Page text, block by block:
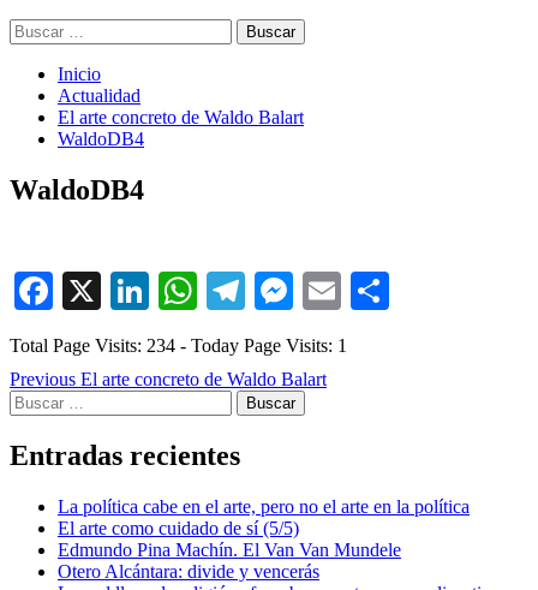
Buscar:
Inicio
Actualidad
El arte concreto de Waldo Balart
WaldoDB4
WaldoDB4
Facebook
X LinkedIn
WhatsApp
Telegram
Messenger
Email
Total Page Visits: 234 - Today Page Visits: 1
Post
navigation
Previous El arte concreto de Waldo Balart
Buscar:
Entradas recientes
La política cabe en el arte, pero no el arte en la política
El arte como cuidado de sí (5/5)
Edmundo Pina Machín. El Van Van Mundele
Otero Alcántara: divide y vencerás